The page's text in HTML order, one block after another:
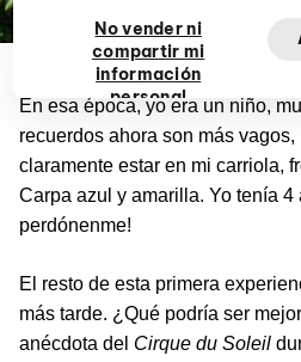
En esa época, yo era un niño,
recuerdos ahora son más
claramente estar en mi carriola,
Carpa azul y amarilla. Yo tenía 4
perdónenme!
El resto de esta primera
más tarde. ¿Qué podría ser
anécdota del Cirque du Soleil
No vender ni
compartir mi
información
personal